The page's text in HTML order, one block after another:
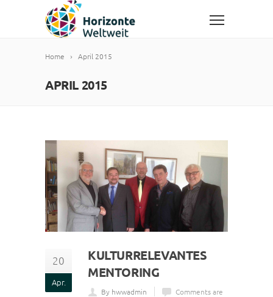
Home April 2015
APRIL 2015
20
Apr.
KULTURRELEVANTES
MENTORING
By hwwadmin
Comments are